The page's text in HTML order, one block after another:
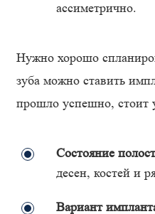
ассиметрично.
Нужно хорошо
зуба можно ставить
прошло успешно, стоит
Состояние
десен, костей и
Вариант